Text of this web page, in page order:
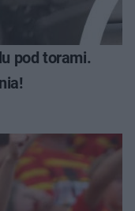
pod torami.